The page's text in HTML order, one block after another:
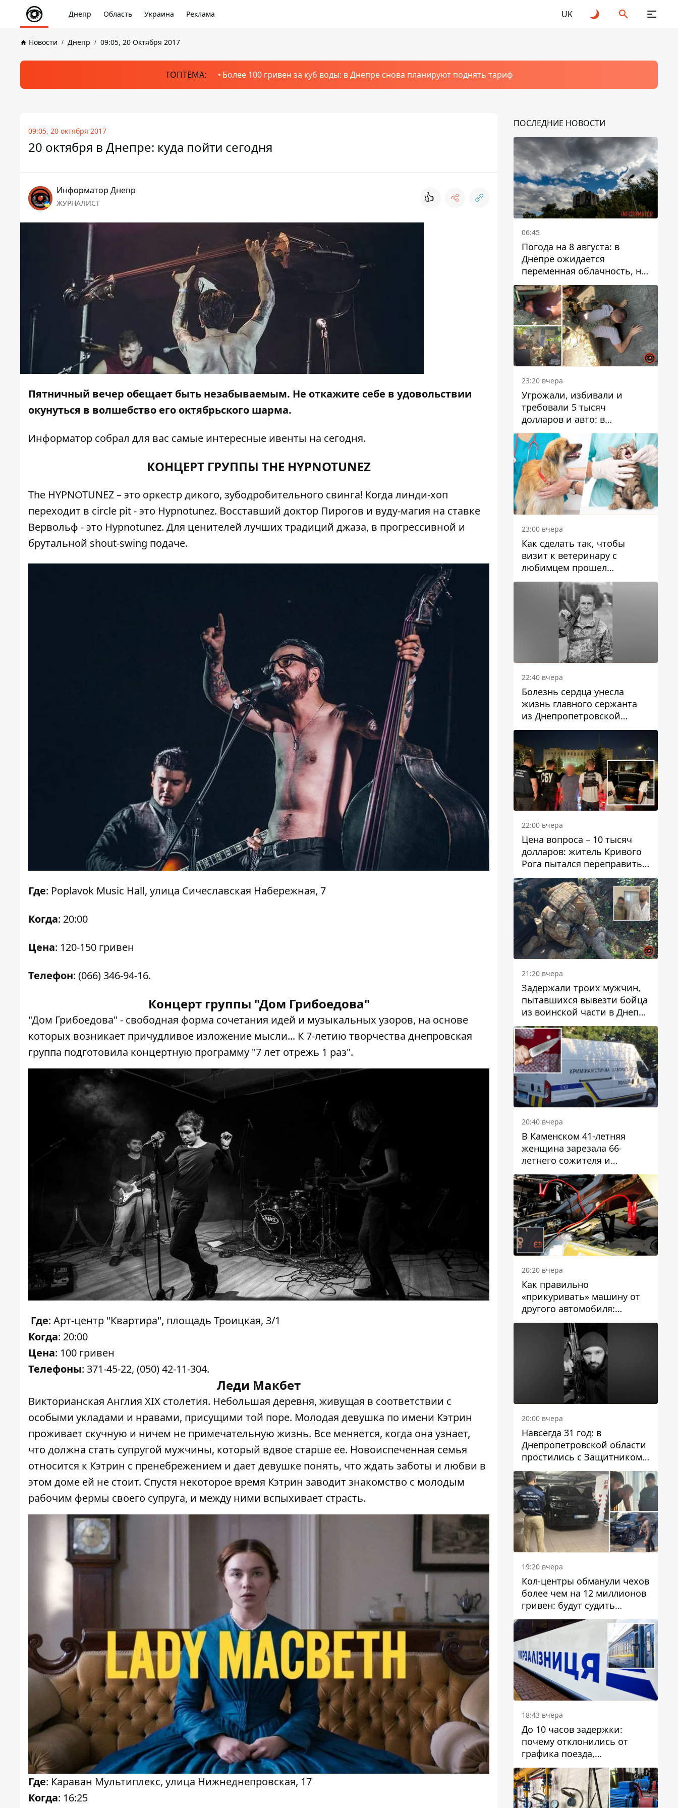
Днепр Область Украина Реклама UK
Новости Днепр 09:05, 20 Октября 2017
ТОПТЕМА: Более 100 гривен за куб воды: в Днепре снова планируют поднять тариф
09:05, 20 октября 2017
20 октября в Днепре: куда пойти сегодня
Информатор Днепр
ЖУРНАЛИСТ 👍
Пятничный вечер обещает быть незабываемым. Не откажите себе в удовольствии
окунуться в волшебство его октябрьского шарма.
Информатор собрал для вас самые интересные ивенты на сегодня.
КОНЦЕРТ ГРУППЫ THE HYPNOTUNEZ
The HYPNOTUNEZ – это оркестр дикого, зубодробительного свинга! Когда линди-хоп
переходит в circle pit - это Hypnotunez. Восставший доктор Пирогов и вуду-магия на ставке
Вервольф - это Hypnotunez. Для ценителей лучших традиций джаза, в прогрессивной и
брутальной shout-swing подаче.
Где: Poplavok Music Hall, улица Сичеславская Набережная, 7
Когда: 20:00
Цена: 120-150 гривен
Телефон: (066) 346-94-16.
Концерт группы "Дом Грибоедова"
"Дом Грибоедова" - свободная форма сочетания идей и музыкальных узоров, на основе
которых возникает причудливое изложение мысли... К 7-летию творчества днепровская
группа подготовила концертную программу "7 лет отрежь 1 раз".
Где: Арт-центр "Квартира", площадь Троицкая, 3/1
Когда: 20:00
Цена: 100 гривен
Телефоны: 371-45-22, (050) 42-11-304.
Леди Макбет
Викторианская Англия ХIX столетия. Небольшая деревня, живущая в соответствии с
особыми укладами и нравами, присущими той поре. Молодая девушка по имени Кэтрин
проживает скучную и ничем не примечательную жизнь. Все меняется, когда она узнает,
что должна стать супругой мужчины, который вдвое старше ее. Новоиспеченная семья
относится к Кэтрин с пренебрежением и дает девушке понять, что ждать заботы и любви в
этом доме ей не стоит. Спустя некоторое время Кэтрин заводит знакомство с молодым
рабочим фермы своего супруга, и между ними вспыхивает страсть.
Где: Караван Мультиплекс, улица Нижнеднепровская, 17
Когда: 16:25
ПОСЛЕДНИЕ НОВОСТИ
06:45
Погода на 8 августа: в
Днепре ожидается
переменная облачность, но
может пойти дождь
23:20 вчера
Угрожали, избивали и
требовали 5 тысяч
долларов и авто: в
Павлограде задержали двух
мужчин
23:00 вчера
Как сделать так, чтобы
визит к ветеринару с
любимцем прошел
спокойно: простые советы
22:40 вчера
Болезнь сердца унесла
жизнь главного сержанта
из Днепропетровской
области Юрия Свистуна
22:00 вчера
Цена вопроса – 10 тысяч
долларов: житель Кривого
Рога пытался переправить
мужчину в Словакию
21:20 вчера
Задержали троих мужчин,
пытавшихся вывезти бойца
из воинской части в Днепр
за 7 тысяч долларов: среди
них был врач
20:40 вчера
В Каменском 41-летняя
женщина зарезала 66-
летнего сожителя и
пыталась обмануть
полицейских
20:20 вчера
Как правильно
«прикуривать» машину от
другого автомобиля:
инструкция для водителей
20:00 вчера
Навсегда 31 год: в
Днепропетровской области
простились с Защитником
Александром Репиным
19:20 вчера
Кол-центры обманули чехов
более чем на 12 миллионов
гривен: будут судить
днепрянина,
организовавшего
транснациональную
преступную организацию
18:43 вчера
До 10 часов задержки:
почему отклонились от
графика поезда,
курсирующие через Днепр
и область